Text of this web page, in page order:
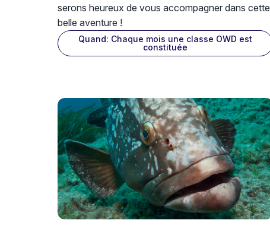
serons heureux de vous accompagner dans cette
belle aventure !
Quand: Chaque mois une classe OWD est
constituée